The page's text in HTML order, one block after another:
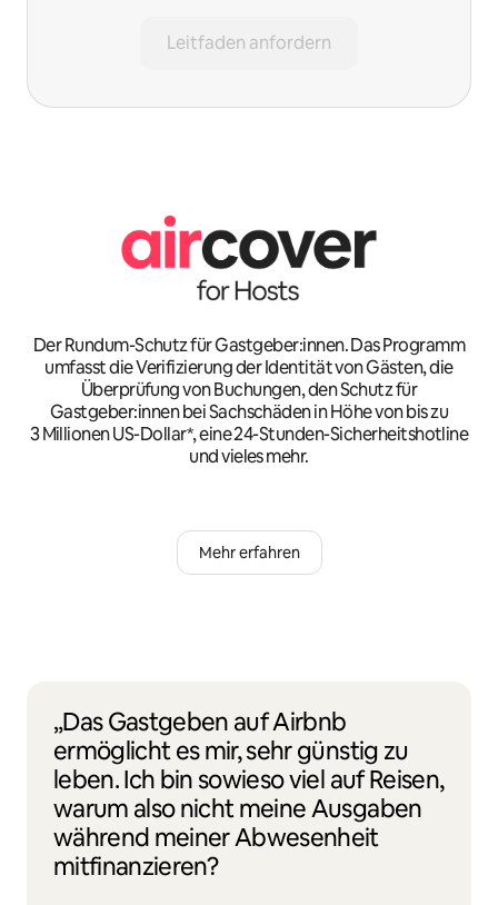
Leitfaden anfordern
Der Rundum-Schutz für Gastgeber:innen. Das Programm
umfasst die Verifizierung der Identität von Gästen, die
Überprüfung von Buchungen, den Schutz für
Gastgeber:innen bei Sachschäden in Höhe von bis zu
3 Millionen US-Dollar*, eine 24-Stunden-Sicherheitshotline
und vieles mehr.
Mehr erfahren
„Das Gastgeben auf Airbnb
ermöglicht es mir, sehr günstig zu
leben. Ich bin sowieso viel auf Reisen,
warum also nicht meine Ausgaben
während meiner Abwesenheit
mitfinanzieren?